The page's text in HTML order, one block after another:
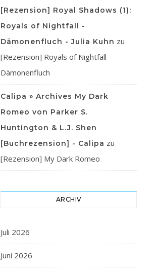
[Rezension] Royal Shadows (1):
Royals of Nightfall -
Dämonenfluch - Julia Kuhn zu
[Rezension] Royals of Nightfall –
Dämonenfluch
Calipa » Archives My Dark
Romeo von Parker S.
Huntington & L.J. Shen
[Buchrezension] - Calipa zu
[Rezension] My Dark Romeo
ARCHIV
Juli 2026
Juni 2026